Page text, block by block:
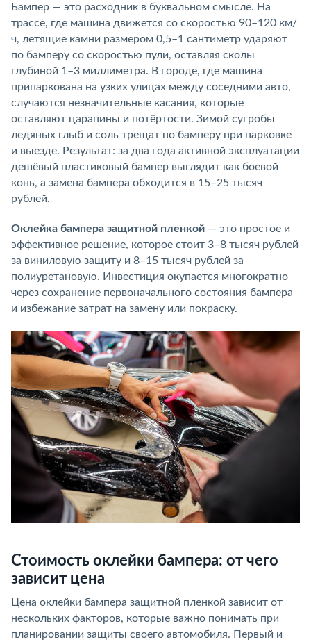
Бампер — это расходник в буквальном смысле. На
трассе, где машина движется со скоростью 90–120 км/
ч, летящие камни размером 0,5–1 сантиметр ударяют
по бамперу со скоростью пули, оставляя сколы
глубиной 1–3 миллиметра. В городе, где машина
припаркована на узких улицах между соседними авто,
случаются незначительные касания, которые
оставляют царапины и потёртости. Зимой сугробы
ледяных глыб и соль трещат по бамперу при парковке
и выезде. Результат: за два года активной эксплуатации
дешёвый пластиковый бампер выглядит как боевой
конь, а замена бампера обходится в 15–25 тысяч
рублей.
Оклейка бампера защитной пленкой — это простое и
эффективное решение, которое стоит 3–8 тысяч рублей
за виниловую защиту и 8–15 тысяч рублей за
полиуретановую. Инвестиция окупается многократно
через сохранение первоначального состояния бампера
и избежание затрат на замену или покраску.
Стоимость оклейки бампера: от чего
зависит цена
Цена оклейки бампера защитной пленкой зависит от
нескольких факторов, которые важно понимать при
планировании защиты своего автомобиля. Первый и